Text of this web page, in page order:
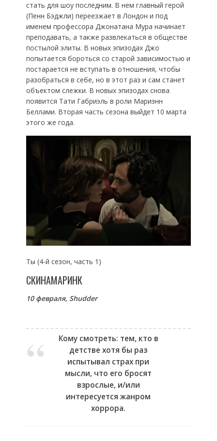
стать для шоу последним. В нем главный герой
(Пенн Бэджли) переезжает в Лондон и под
именем профессора Джонатана Мура начинает
преподавать, а также развлекаться в обществе
постылой элиты. В новых эпизодах Джо
попытается бороться со старой зависимостью и
постарается не вступать в отношения, чтобы
разобраться в себе, но в этот раз и сам станет
объектом слежки. В новых эпизодах снова
появится Тати Габриэль в роли Мариэнн
Беллами. Вторая часть сезона выйдет 10 марта
этого же года.
Ты (4-й сезон, часть 1)
СКИНАМАРИНК
10 февраля, Shudder
Кому смотреть: тем, кто в
детстве хотя бы раз
испытывал страх при
мысли, что его бросят
взрослые, и/или
интересуется жанром
хоррора.